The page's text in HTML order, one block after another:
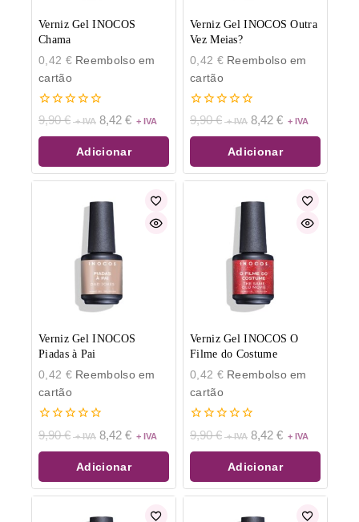
Verniz Gel INOCOS
Chama
0,42 €Reembolso em
cartão
0
de
5
9,90€ 8,42 €
Adicionar
Verniz Gel INOCOS Outra
Vez Meias?
0,42 €Reembolso em
cartão
0
de
5
9,90€ 8,42 €
Adicionar
Verniz Gel INOCOS
Piadas à Pai
0,42 €Reembolso em
cartão
0
de
5
9,90€ 8,42 €
Adicionar
Verniz Gel INOCOS O
Filme do Costume
0,42 €Reembolso em
cartão
0
de
5
9,90€ 8,42 €
Adicionar